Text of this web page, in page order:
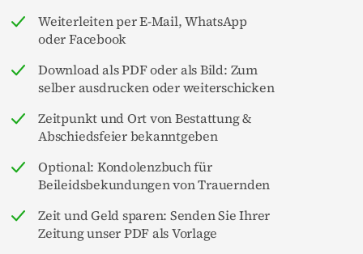
Weiterleiten per E-Mail, WhatsApp
oder Facebook
Download als PDF oder als Bild: Zum
selber ausdrucken oder weiterschicken
Zeitpunkt und Ort von Bestattung &
Abschiedsfeier bekanntgeben
Optional: Kondolenzbuch für
Beileidsbekundungen von Trauernden
Zeit und Geld sparen: Senden Sie Ihrer
Zeitung unser PDF als Vorlage